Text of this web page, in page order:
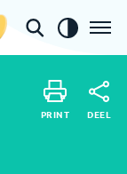
PRINT DEEL